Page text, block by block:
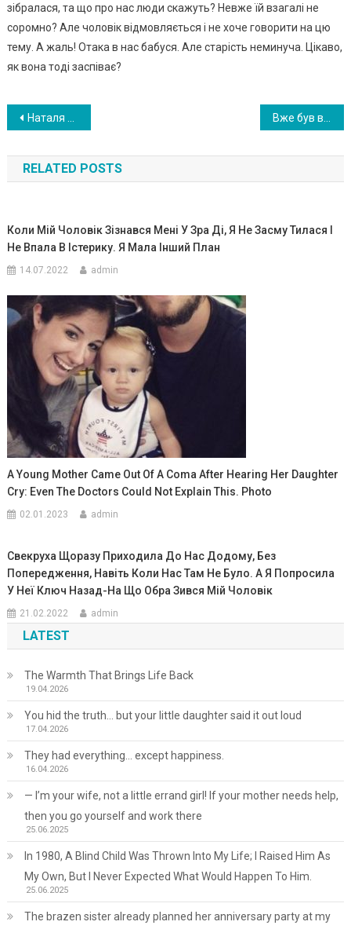
зібралася, та що про нас люди скажуть? Невже їй взагалі не
соромно? Але чоловік відмовляється і не хоче говорити на цю
тему. А жаль! Отака в нас бабуся. Але старість неминуча. Цікаво,
як вона тоді заспіває?
Навигация
по
записям
Наталя виходить заміж через три тижні. А сьогодні вирішила з майбутнім чоловіком радістю поділитися — вона отримала останню суму, завдяки якій зможе купити бажану власну квартиру. Реакція Максима була несподіваною настільки, що дівчина тепер і не знала, чи вийде вона все ж заміж
RELATED POSTS
Коли Мій Чоловік Зізнався Мені У Зра Ді, Я Не Засму Тилася І
Не Впала В Істерику. Я Мала Інший План
14.07.2022 admin
A Young Mother Came Out Of A Coma After Hearing Her Daughter
Cry: Even The Doctors Could Not Explain This. Photo
02.01.2023 admin
Свекруха Щоразу Приходила До Нас Додому, Без
Попередження, Навіть Коли Нас Там Не Було. А Я Попросила
У Неї Ключ Назад-На Що Обра Зився Мій Чоловік
21.02.2022 admin
LATEST
The Warmth That Brings Life Back
19.04.2026
You hid the truth… but your little daughter said it out loud
17.04.2026
They had everything… except happiness.
16.04.2026
— I’m your wife, not a little errand girl! If your mother needs help,
then you go yourself and work there
25.06.2025
In 1980, A Blind Child Was Thrown Into My Life; I Raised Him As
My Own, But I Never Expected What Would Happen To Him.
25.06.2025
The brazen sister already planned her anniversary party at my